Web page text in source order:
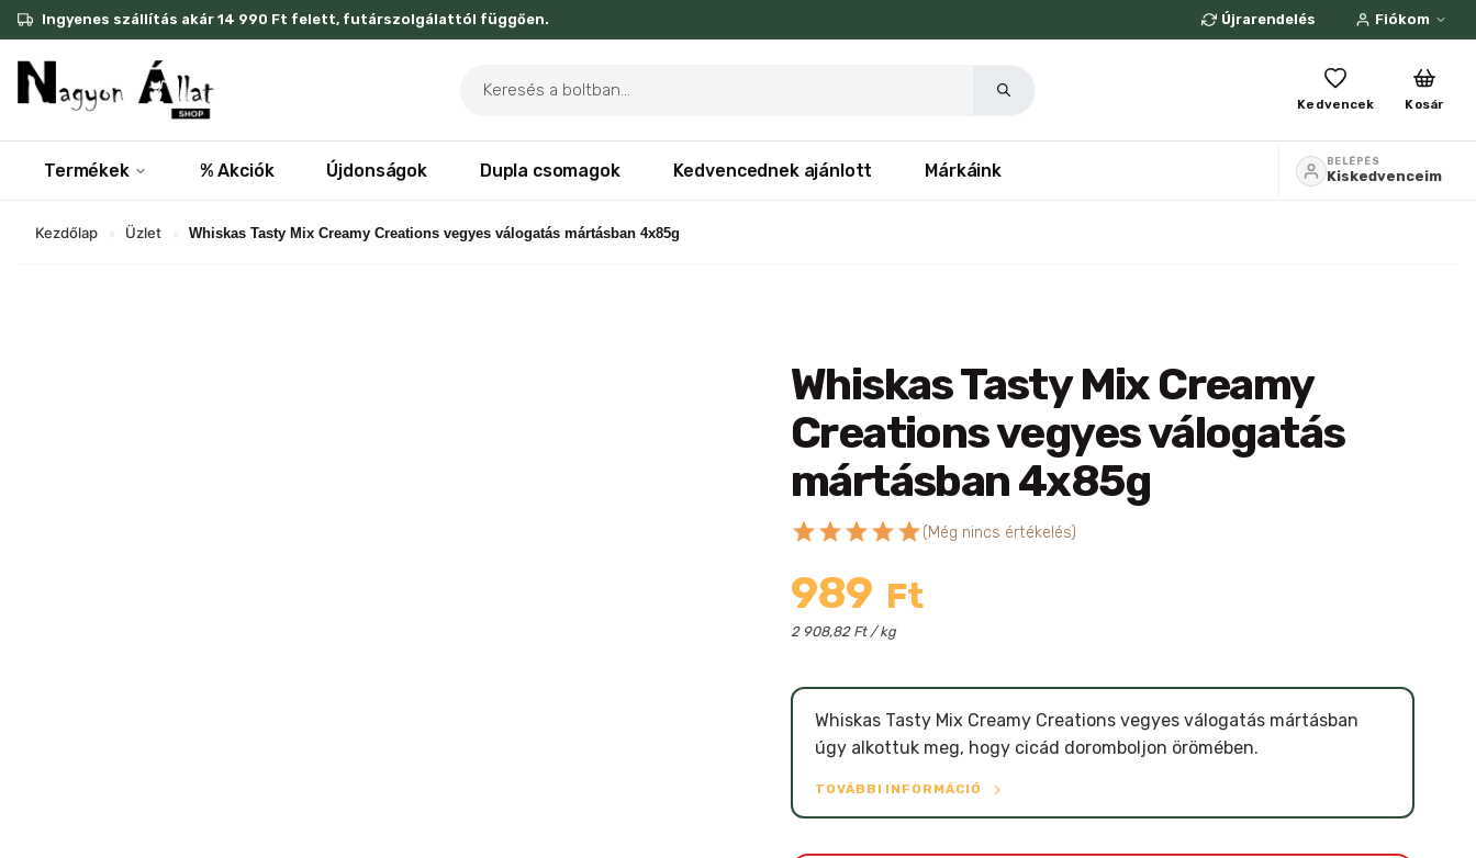
Skip
to
content
Ingyenes szállítás akár 14 990 Ft felett, futárszolgálattól függően. Újrarendelés Fiókom
search
Kedvencek Kosár
Termékek % Akciók Újdonságok Dupla csomagok Kedvencednek ajánlott Márkáink BELÉPÉS
Kiskedvenceim
Kezdőlap Üzlet Whiskas Tasty Mix Creamy Creations vegyes válogatás mártásban 4x85g
Whiskas Tasty Mix Creamy
Creations vegyes válogatás
mártásban 4x85g
starstarstarstarstar(Még nincs értékelés)
989 Ft
2 908,82 Ft / kg
Whiskas Tasty Mix Creamy Creations vegyes válogatás mártásban
úgy alkottuk meg, hogy cicád doromboljon örömében.
TOVÁBBI INFORMÁCIÓ